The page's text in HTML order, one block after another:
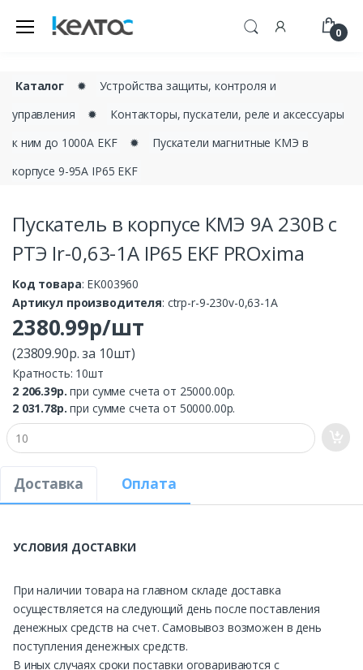
0
Каталог ✹
Устройства защиты, контроля и
управления
✹
Контакторы, пускатели, реле и аксессуары
к ним до 1000А EKF
✹
Пускатели магнитные КМЭ в
корпусе 9-95А IP65 EKF
Пускатель в корпусе КМЭ 9А 230В с
РТЭ Ir-0,63-1А IP65 EKF PROxima
Код товара: EK003960
Артикул производителя: ctrp-r-9-230v-0,63-1A
2380.99р/шт
(23809.90р. за 10шт)
Кратность: 10шт
2 206.39р.при сумме счета от 25000.00р.
2 031.78р.при сумме счета от 50000.00р.
Доставка Оплата
УСЛОВИЯ ДОСТАВКИ
При наличии товара на главном складе доставка
осуществляется на следующий день после поставления
денежных средств на счет. Самовывоз возможен в день
поступления денежных средств.
В иных случаях сроки поставки оговариваются с